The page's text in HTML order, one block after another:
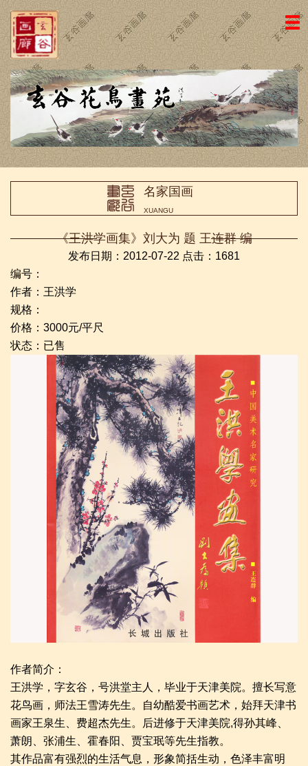
网站主页
画廊简介
名家国画
近期新作
名家书法
访客留言
名家国画
XUANGU
《王洪学画集》刘大为 题 王连群 编
发布日期：2012-07-22 点击： 1681
编号：
作者：王洪学
规格：
价格：3000元/平尺
状态：已售
作者简介：
王洪学，字玄谷，号洪堂主人，毕业于天津美院。擅长写意
花鸟画，师法王雪涛先生。自幼酷爱书画艺术，始拜天津书
画家王泉生、费超杰先生。后进修于天津美院,得孙其峰、
萧朗、张浦生、霍春阳、贾宝珉等先生指教。
其作品富有强烈的生活气息，形象简括生动，色泽丰富明